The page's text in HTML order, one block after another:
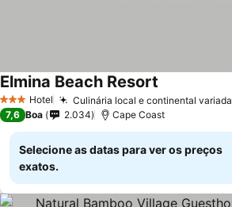
3 EstrelasHotel Culinária local e continental variada
Elmina Beach Resort
7,6 Boa 2.034 Cape Coast
Selecione as datas para ver os preços
exatos.